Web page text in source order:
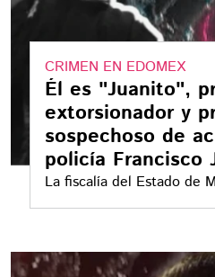
CRIMEN EN EDOMEX
Él es "Juanito",
extorsionador y
sospechoso de
policía Francisco
Cuautitlán
La fiscalía del Estado de
"Juanito", al principal
Cuautitlán Izcalli